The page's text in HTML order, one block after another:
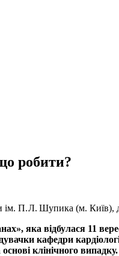
робити?
ім. П. Л. Шупика (м.
яка відбулася 11
кафедри
клінічного випадку.